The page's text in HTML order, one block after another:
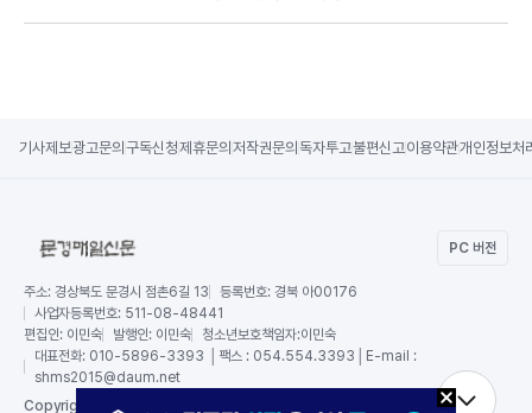
기사제보광고문의 구독신청제휴문의 저작권문의 독자투고불편신고이용약관개인정보처
PC 버전
주소: 경상북도 문경시 점촌6길 13 등록번호: 경북 아00176
사업자등록번호: 511-08-48441
편집인: 이민숙 발행인: 이민숙 청소년보호책임자:이민숙
대표전화: 010-5896-3393 │팩스 : 054.554.3393│E-mail :
shms2015@daum.net
Copyright by 문경매일신문,